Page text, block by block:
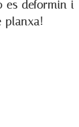
es deformin i
planxa!